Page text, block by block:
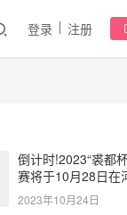
登录 注册
倒计时!2023“裘都
赛将于10月28日在
营点燃时尚风暴
2023年10月24日